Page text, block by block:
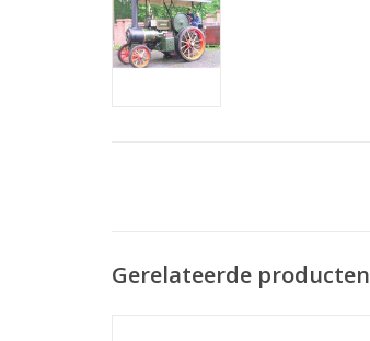
Gerelateerde producten